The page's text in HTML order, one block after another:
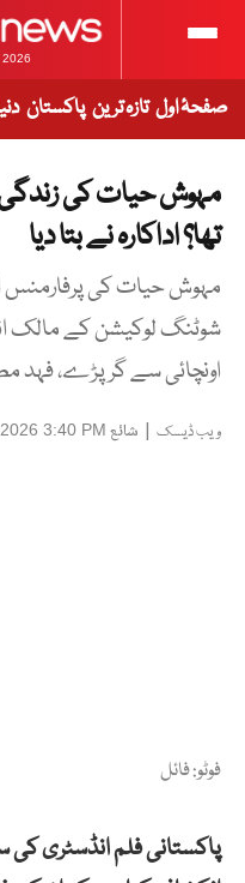
2026
صفحۂ اول تازہ ترین پاکستان
مہوش حیات کی زندگی
تھا؟ اداکارہ نے بتا دیا
مہوش حیات کی پرفارمنس
شوٹنگ لوکیشن کے مالک
اونچائی سے گر پڑے، فہد
ویب ڈیسک | شائع 3:40 PM
فوٹو: فائل
پاکستانی فلم انڈسٹری